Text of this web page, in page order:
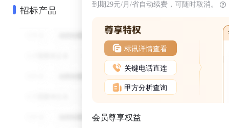
招标产品 到期29元/月/省自动续费，可随时取消。
标讯详情查看
关键电话直连
甲方分析查询
会员尊享权益